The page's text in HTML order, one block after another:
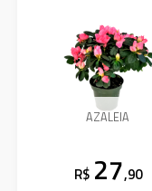
AZALEIA
R$ 27,90